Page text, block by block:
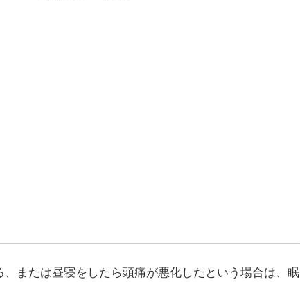
、または昼寝をしたら頭痛が悪化したという場合は、眠